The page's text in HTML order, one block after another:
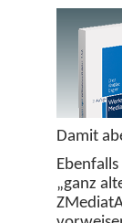
Damit
„ganz